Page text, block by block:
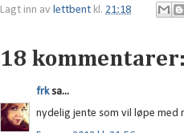
Lagt inn av lettbent kl. 21:18
18 kommentarer:
frksa...
nydelig jente som vil løpe med